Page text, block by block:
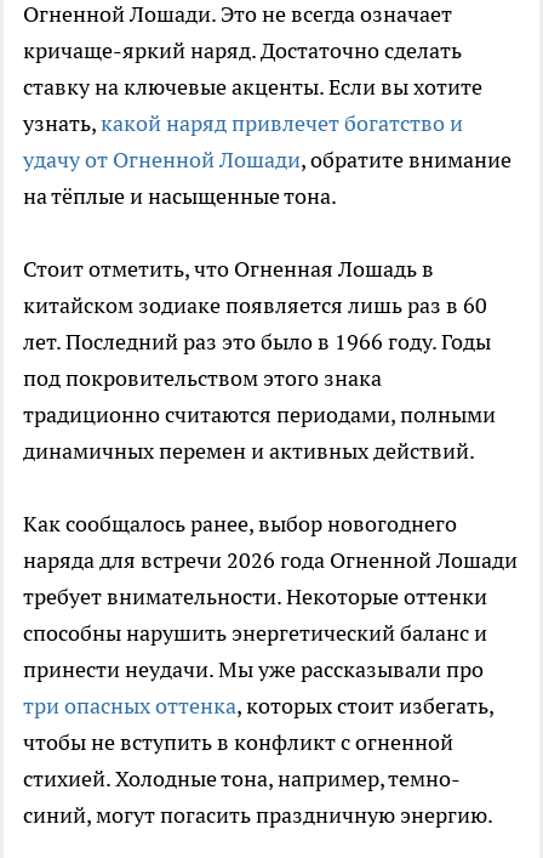
Огненной Лошади. Это не всегда означает
кричаще-яркий наряд. Достаточно сделать
ставку на ключевые акценты. Если вы хотите
узнать,какой наряд привлечет богатство и
удачу от Огненной Лошади, обратите внимание
на тёплые и насыщенные тона.
Стоит отметить, что Огненная Лошадь в
китайском зодиаке появляется лишь раз в 60
лет. Последний раз это было в 1966 году. Годы
под покровительством этого знака
традиционно считаются периодами, полными
динамичных перемен и активных действий.
Как сообщалось ранее, выбор новогоднего
наряда для встречи 2026 года Огненной Лошади
требует внимательности. Некоторые оттенки
способны нарушить энергетический баланс и
принести неудачи. Мы уже рассказывали про
три опасных оттенка, которых стоит избегать,
чтобы не вступить в конфликт с огненной
стихией. Холодные тона, например, темно-
синий, могут погасить праздничную энергию.